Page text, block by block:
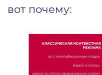
вот почему: